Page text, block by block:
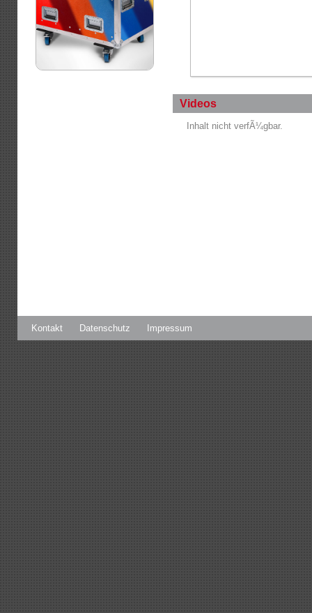
Videos
Inhalt nicht verfÃ¼gbar.
Kontakt Datenschutz Impressum